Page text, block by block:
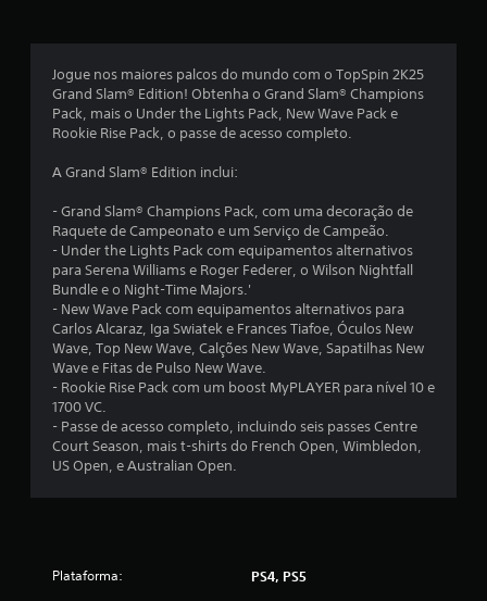
m
é
d
e
2
.
6
3
Jogue nos maiores palcos do mundo com o TopSpin 2K25
Grand Slam® Edition! Obtenha o Grand Slam® Champions
Pack, mais o Under the Lights Pack, New Wave Pack e
Rookie Rise Pack, o passe de acesso completo.
A Grand Slam® Edition inclui:
- Grand Slam® Champions Pack, com uma decoração de
Raquete de Campeonato e um Serviço de Campeão.
- Under the Lights Pack com equipamentos alternativos
para Serena Williams e Roger Federer, o Wilson Nightfall
Bundle e o Night-Time Majors.'
- New Wave Pack com equipamentos alternativos para
Carlos Alcaraz, Iga Swiatek e Frances Tiafoe, Óculos New
Wave, Top New Wave, Calções New Wave, Sapatilhas New
Wave e Fitas de Pulso New Wave.
- Rookie Rise Pack com um boost MyPLAYER para nível 10 e
1700 VC.
- Passe de acesso completo, incluindo seis passes Centre
Court Season, mais t-shirts do French Open, Wimbledon,
US Open, e Australian Open.
Plataforma: PS4, PS5